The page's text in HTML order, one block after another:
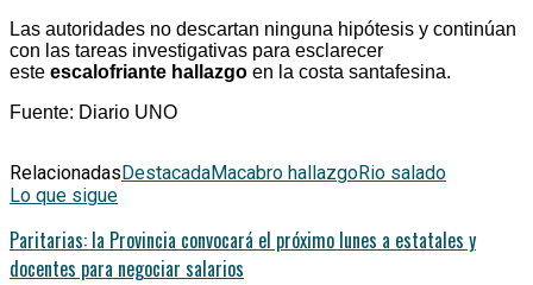
Las autoridades no descartan ninguna hipótesis y continúan
con las tareas investigativas para esclarecer
este escalofriante hallazgo en la costa santafesina.
Fuente: Diario UNO
RelacionadasDestacadaMacabro hallazgoRio salado
Lo que sigue
Paritarias: la Provincia convocará el próximo lunes a estatales y
docentes para negociar salarios